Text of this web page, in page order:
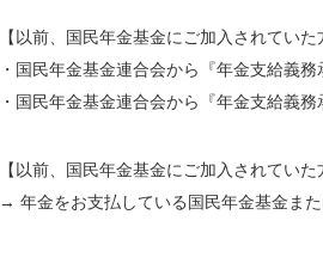
【以前、国民年金基金にご加入されてい
・国民年金基金連合会から『年金支給義
・国民年金基金連合会から『年金支給義
【以前、国民年金基金にご加入されてい
→ 年金をお支払している国民年金基金ま